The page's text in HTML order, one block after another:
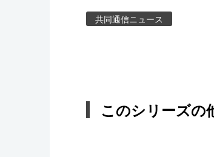
共同通信ニュース
このシリーズの